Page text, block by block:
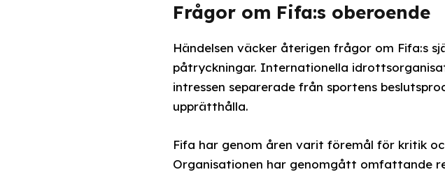
Frågor om Fifa:s oberoende
Händelsen väcker återigen frågor om Fifa:s
påtryckningar. Internationella
intressen separerade från sportens
upprätthålla.
Fifa har genom åren varit föremål för kritik
Organisationen har genomgått omfattande